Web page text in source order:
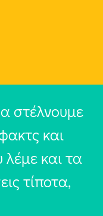
στέλνουμε
και
και τα
τίποτα,